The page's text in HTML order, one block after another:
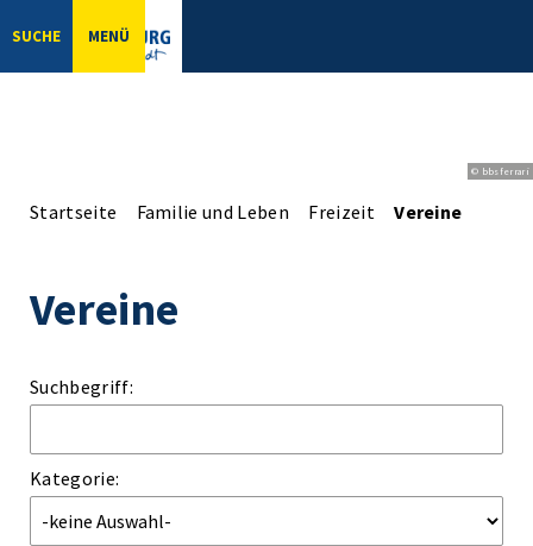
SUCHE MENÜ
© bbsferrari
Startseite Familie und Leben Freizeit Vereine
Vereine
Suchbegriff:
Kategorie: